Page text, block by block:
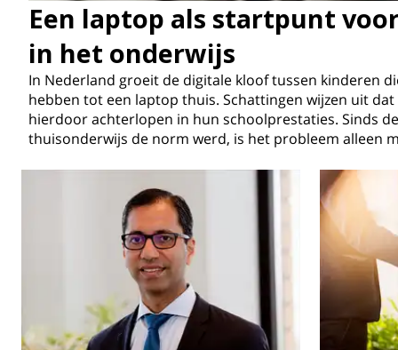
Een laptop als startpunt
in het onderwijs
In Nederland groeit de digitale kloof tussen kinderen
hebben tot een laptop thuis. Schattingen wijzen uit
hierdoor achterlopen in hun schoolprestaties. Sinds
thuisonderwijs de norm werd, is het probleem alleen